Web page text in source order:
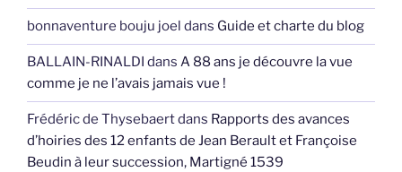
bonnaventure bouju joel dans Guide et charte du blog
BALLAIN-RINALDI dans A 88 ans je découvre la vue
comme je ne l’avais jamais vue !
Frédéric de Thysebaertdans Rapports des avances
d’hoiries des 12 enfants de Jean Berault et Françoise
Beudin à leur succession, Martigné 1539